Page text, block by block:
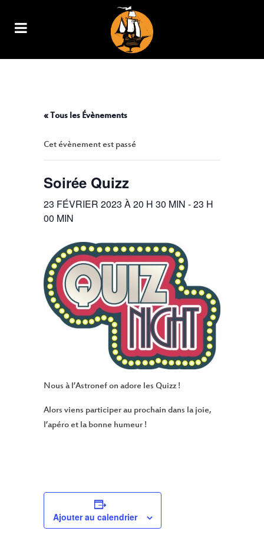
« Tous les Évènements
Cet évènement est passé
Soirée Quizz
23 FÉVRIER 2023 À 20 H 30 MIN -23 H
00 MIN
Nous à l’Astronef on adore les Quizz !
Alors viens participer au prochain dans la joie,
l’apéro et la bonne humeur !
Ajouter au calendrier